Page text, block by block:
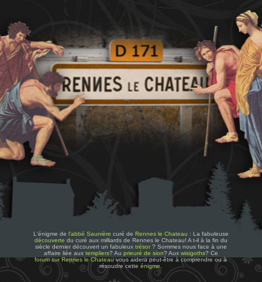
L'énigme de l'abbé Saunière curé de Rennes le Chateau : La fabuleuse
découverte du curé aux milliards de Rennes le Chateau! A t-il à la fin du
siècle dernier découvert un fabuleux trésor? Sommes nous face à une
affaire liée aux templiers? Au prieuré de sion? Aux wisigoths? Ce
forum sur Rennes le Chateauvous aidera peut-être à comprendre ou à
résoudre cetteénigme